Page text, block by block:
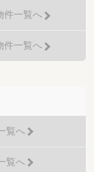
件一覧へ
件一覧へ
覧へ
覧へ